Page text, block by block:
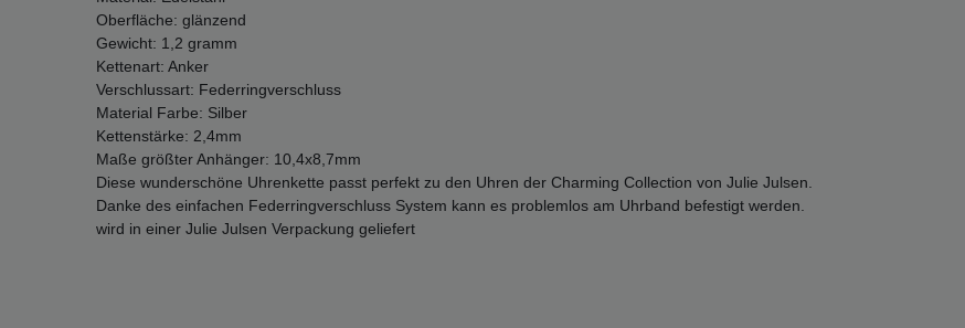
Oberfläche: glänzend
Gewicht: 1,2 gramm
Kettenart: Anker
Verschlussart: Federringverschluss
Material Farbe: Silber
Kettenstärke: 2,4mm
Maße größter Anhänger: 10,4x8,7mm
Diese wunderschöne Uhrenkette passt perfekt zu den Uhren der Charming Collection von Julie Julsen.
Danke des einfachen Federringverschluss System kann es problemlos am Uhrband befestigt werden.
wird in einer Julie Julsen Verpackung geliefert